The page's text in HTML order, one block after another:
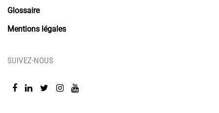
Glossaire
Mentions légales
SUIVEZ-NOUS